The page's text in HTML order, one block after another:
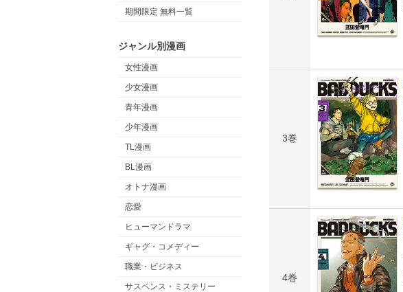
期間限定 無料一覧
ジャンル別漫画
女性漫画
少女漫画
青年漫画
少年漫画
TL漫画
BL漫画
オトナ漫画
恋愛
ヒューマンドラマ
ギャグ・コメディー
職業・ビジネス
サスペンス・ミステリー
3巻
4巻